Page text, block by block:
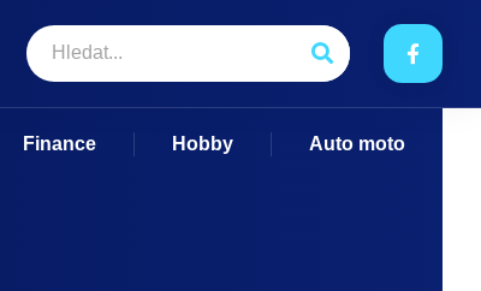
Finance Hobby Auto moto